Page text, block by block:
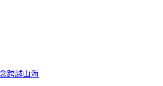
跨越山海